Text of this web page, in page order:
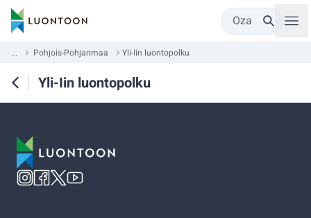
Oza
... Pohjois-Pohjanmaa Yli-Iin luontopolku
Yli-Iin luontopolku